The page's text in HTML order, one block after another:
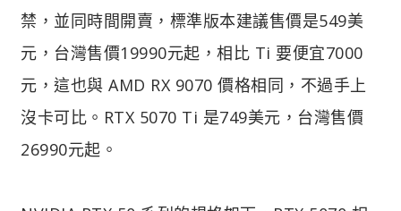
禁，並同時間開賣，標準版本建議售價是549美
元，台灣售價19990元起，相比 Ti 要便宜7000
元，這也與 AMD RX 9070 價格相同，不過手上
沒卡可比。RTX 5070 Ti 是749美元，台灣售價
26990元起。